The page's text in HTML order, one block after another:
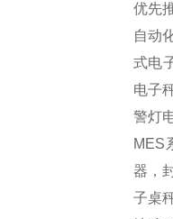
优先
自动
式电
电子
警灯
MES
器，
子桌